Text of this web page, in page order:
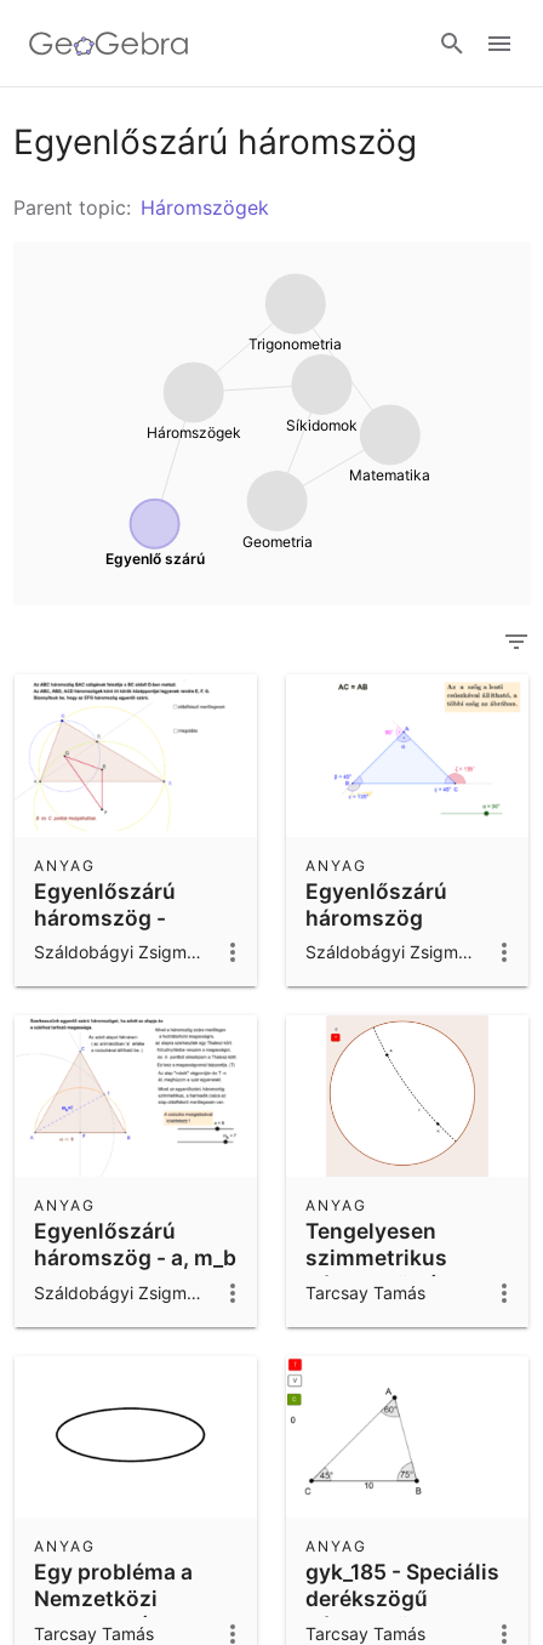
Anyagok
Geometria
Trigonometria
Aritmetika
Calculators
Grafikus számológép
Scientific Calculator
App letöltések
Get started with the GeoGebra Apps
Join Lesson
Bejelentkezés
Egyenlőszárú háromszög
Parent topic: Háromszögek
Háromszögek Síkidomok
Trigonometria
Geometria
Matematika
Egyenlő szárú
Egyenlőszárú
háromszög -
bizonyítás
ANYAG
Száldobágyi Zsigmond
Egyenlőszárú
háromszög
ANYAG
Száldobágyi Zsigmond
Egyenlőszárú
háromszög - a, m_b
ANYAG
Száldobágyi Zsigmond
Tengelyesen
szimmetrikus
háromszög (50.)
ANYAG
Tarcsay Tamás
Egy probléma a
Nemzetközi
Magyar ... (12.)
ANYAG
Tarcsay Tamás
gyk_185 - Speciális
derékszögű
háromszögek
ANYAG
Tarcsay Tamás